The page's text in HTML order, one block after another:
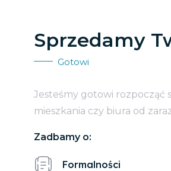
Sprzedamy
Gotowi
Jesteśmy gotowi rozpocząć
mieszkania czy biura od
Zadbamy o:
Formalności